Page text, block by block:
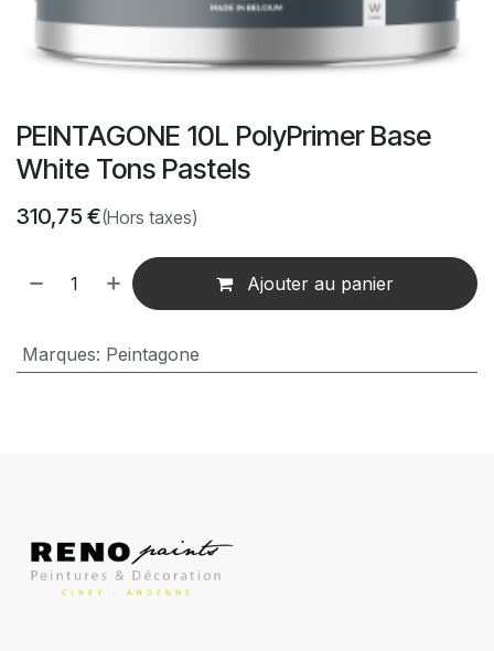
PEINTAGONE 10L PolyPrimer Base
White Tons Pastels
310,75 €(Hors taxes)
Ajouter au panier
Marques: Peintagone